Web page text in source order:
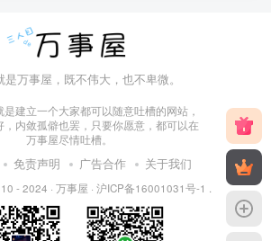
是万事屋，既不伟大，也不卑微。
建立一个大家都可以随意吐槽的网站，
，内敛孤僻也罢，只要你愿意，都可以在
万事屋尽情吐槽。
免责声明 广告合作 关于我们
- 2024 · 万事屋 · 沪ICP备16001031号-1 .